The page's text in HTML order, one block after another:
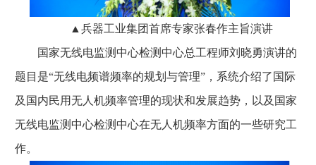
▲兵器工业集团首席专家张春作主旨演讲
国家无线电监测中心检测中心总工程师刘晓勇演讲的
题目是“无线电频谱频率的规划与管理”，系统介绍了国际
及国内民用无人机频率管理的现状和发展趋势，以及国家
无线电监测中心检测中心在无人机频率方面的一些研究工
作。